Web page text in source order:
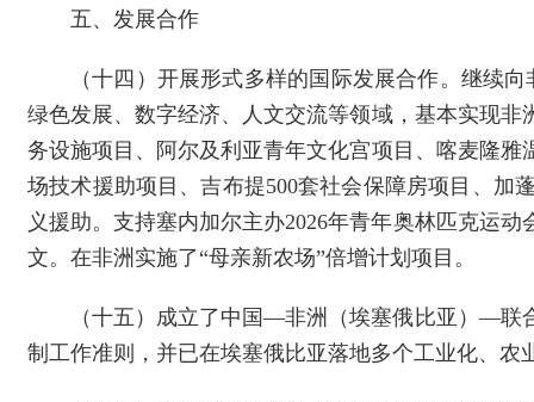
五、发展合作
（十四）开展形式多样的国际发展合作。继续
绿色发展、数字经济、人文交流等领域，基本实现
务设施项目、阿尔及利亚青年文化宫项目、喀麦隆
场技术援助项目、吉布提500套社会保障房项目、加
义援助。支持塞内加尔主办2026年青年奥林匹克运
文。在非洲实施了“母亲新农场”倍增计划项目。
（十五）成立了中国—非洲（埃塞俄比亚）—联
制工作准则，并已在埃塞俄比亚落地多个工业化、农